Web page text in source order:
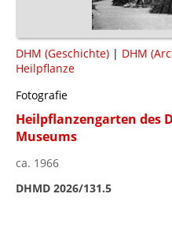
DHM (Geschichte) | DHM
Heilpflanze
Fotografie
Heilpflanzengarten des
Museums
ca. 1966
DHMD 2026/131.5